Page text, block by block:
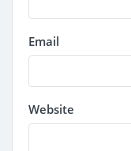
Email
Website